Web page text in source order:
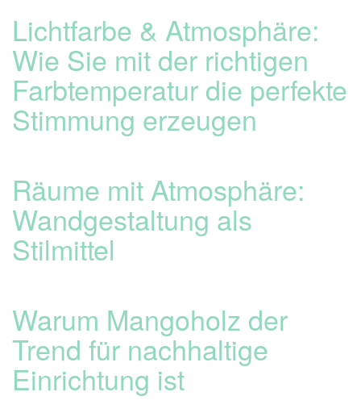
Lichtfarbe & Atmosphäre:
Wie Sie mit der richtigen
Farbtemperatur die perfekte
Stimmung erzeugen
Räume mit Atmosphäre:
Wandgestaltung als
Stilmittel
Warum Mangoholz der
Trend für nachhaltige
Einrichtung ist